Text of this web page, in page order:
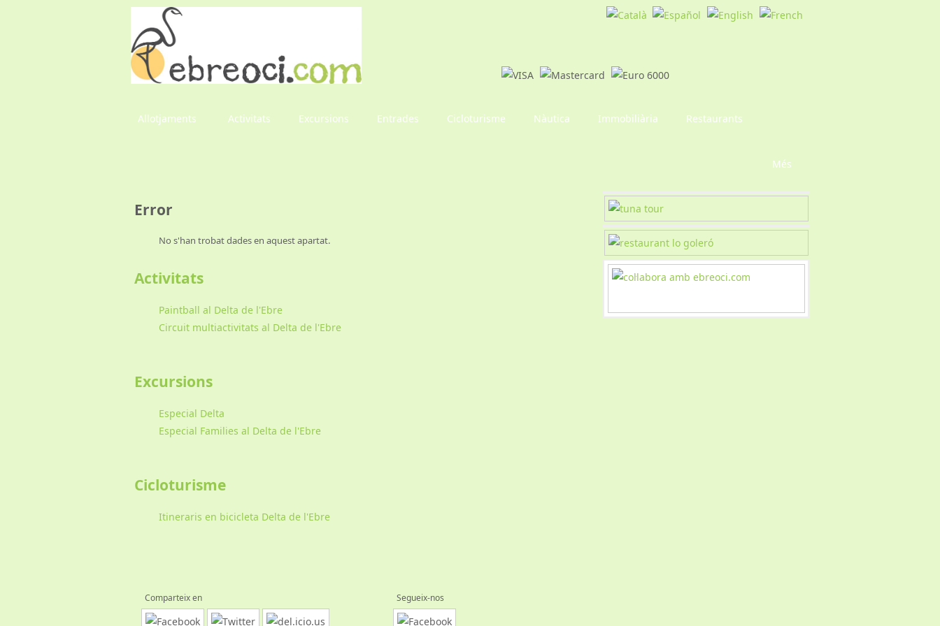
Allotjaments Activitats Excursions Entrades Cicloturisme Nàutica Immobiliària Restaurants
Més
Error
No s'han trobat dades en aquest apartat.
Activitats
Paintball al Delta de l'Ebre
Circuit multiactivitats al Delta de l'Ebre
Excursions
Especial Delta
Especial Families al Delta de l'Ebre
Cicloturisme
Itineraris en bicicleta Delta de l'Ebre
Comparteix en Segueix-nos